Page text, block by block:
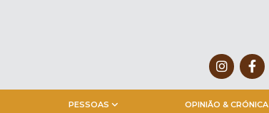
PESSOAS OPINIÃO & CRÓNICA